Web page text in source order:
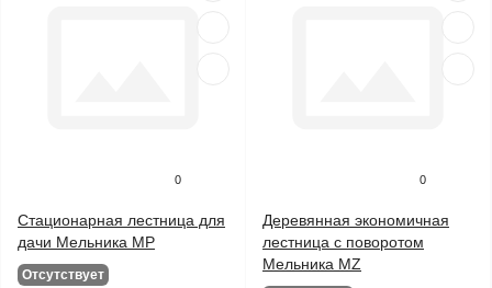
0
Стационарная лестница для
дачи Мельника МР
Отсутствует
0
Деревянная экономичная
лестница с поворотом
Мельника MZ